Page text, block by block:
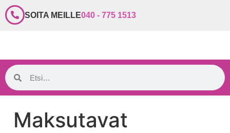
SOITA MEILLE040 - 775 1513
Maksutavat